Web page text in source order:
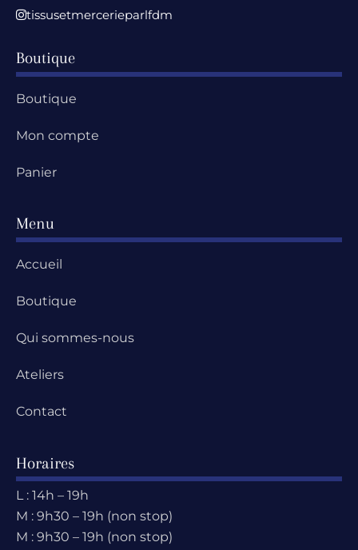
tissusetmercerieparlfdm
Boutique
Boutique
Mon compte
Panier
Menu
Accueil
Boutique
Qui sommes-nous
Ateliers
Contact
Horaires
L : 14h – 19h
M : 9h30 – 19h (non stop)
M : 9h30 – 19h (non stop)